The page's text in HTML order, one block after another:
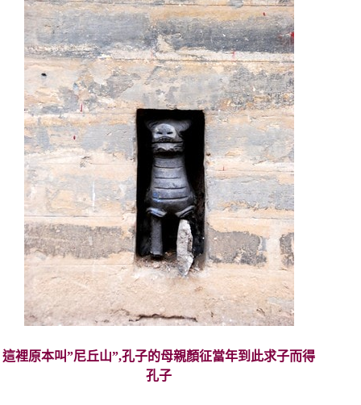
這裡原本叫”尼丘山”,孔子的母親顏征當年到此求子而得
孔子